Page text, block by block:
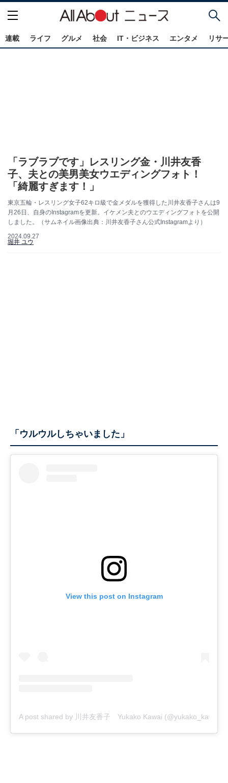
連載 ライフ グルメ 社会 IT・ビジネス エンタメ リサ
「ラブラブです」レスリング金・川井友香
子、夫との美男美女ウエディングフォト！
「綺麗すぎます！」
東京五輪・レスリング女子62キロ級で金メダルを獲得した川井友香子さんは9
月26日、自身のInstagramを更新。イケメン夫とのウエディングフォトを公開
しました。（サムネイル画像出典：川井友香子さん公式Instagramより）
2024.09.27
堀井 ユウ
「ウルウルしちゃいました」
View this post on Instagram
A post shared by 川井友香子 Yukako Kawai